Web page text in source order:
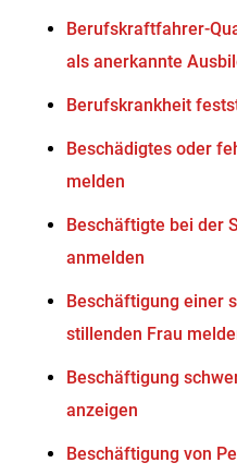
Berufskraftfahrer-
als anerkannte
Berufskrankheit
Beschädigtes oder
melden
Beschäftigte bei der
anmelden
Beschäftigung einer
stillenden Frau
Beschäftigung
anzeigen
Beschäftigung von